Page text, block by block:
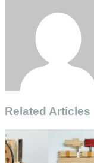
Related Articles